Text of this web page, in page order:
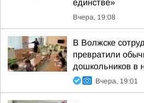
единстве»
Вчера, 19:08
В Волжске
превратили
дошкольников в
Вчера, 19:01